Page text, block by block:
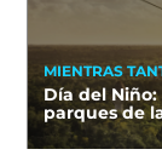
MIENTRAS
Día del
parques de